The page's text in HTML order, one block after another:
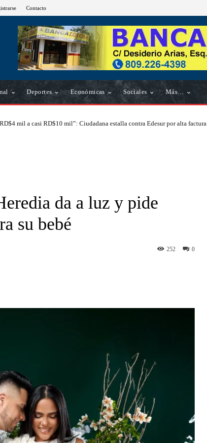
Contacto
Deportes Económicas Sociales Más…
mil a casi RD$10 mil”: Ciudadana estalla contra Edesur por alta factura
da a luz y pide
su bebé
0
252